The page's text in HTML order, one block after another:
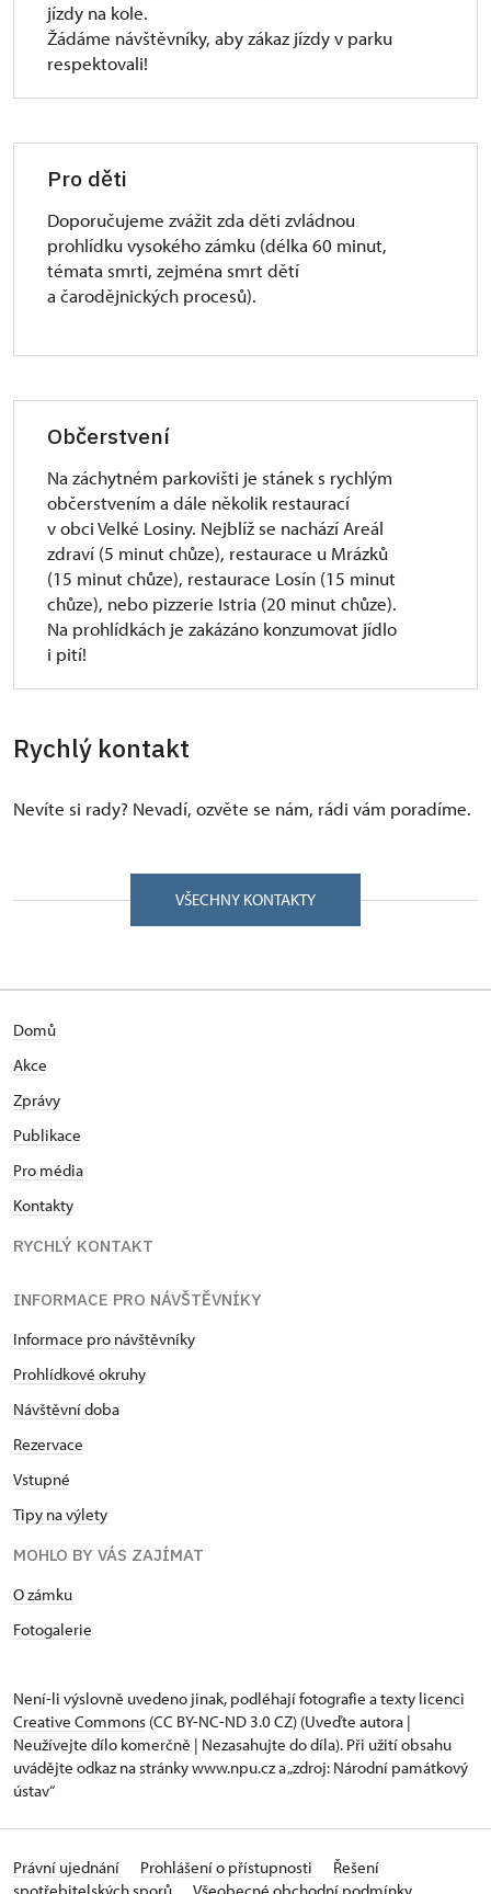
jízdy na kole.
Žádáme návštěvníky, aby zákaz jízdy v parku
respektovali!
Pro děti
Doporučujeme zvážit zda děti zvládnou
prohlídku vysokého zámku (délka 60 minut,
témata smrti, zejména smrt dětí
a čarodějnických procesů).
Občerstvení
Na záchytném parkovišti je stánek s rychlým
občerstvením a dále několik restaurací
v obci Velké Losiny. Nejblíž se nachází Areál
zdraví (5 minut chůze), restaurace u Mrázků
(15 minut chůze), restaurace Losín (15 minut
chůze), nebo pizzerie Istria (20 minut chůze).
Na prohlídkách je zakázáno konzumovat jídlo
i pití!
Rychlý kontakt
Nevíte si rady? Nevadí, ozvěte se nám, rádi vám poradíme.
VŠECHNY KONTAKTY
Domů
Akce
Zprávy
Publikace
Pro média
Kontakty
RYCHLÝ KONTAKT
INFORMACE PRO NÁVŠTĚVNÍKY
Informace pro návštěvníky
Prohlídkové okruhy
Návštěvní doba
Rezervace
Vstupné
Tipy na výlety
MOHLO BY VÁS ZAJÍMAT
O zámku
Fotogalerie
Není-li výslovně uvedeno jinak, podléhají fotografie a texty licenci
Creative Commons (CC BY-NC-ND 3.0 CZ) (Uveďte autora |
Neužívejte dílo komerčně | Nezasahujte do díla). Při užití obsahu
uvádějte odkaz na stránky www.npu.cz a „zdroj: Národní památkový
ústav“
Právní ujednání Prohlášení o přístupnosti
Řešení